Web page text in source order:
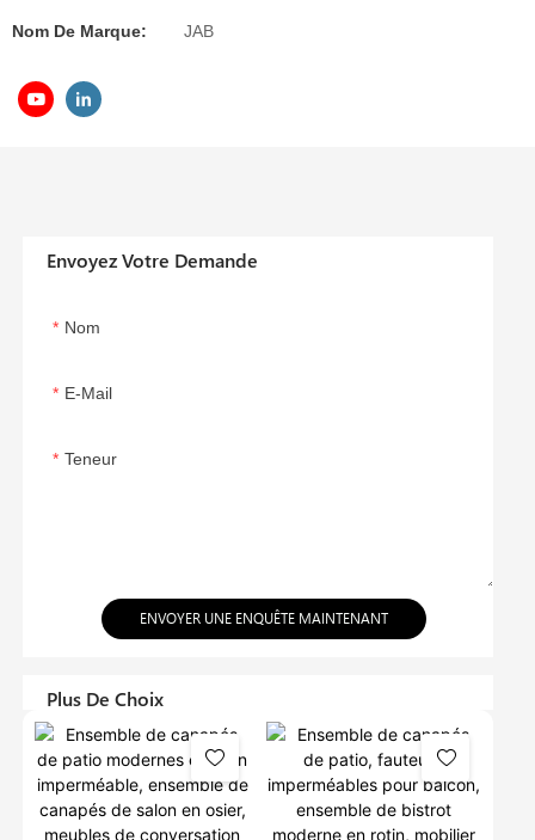
Nom De Marque: JAB
Envoyez Votre Demande
Nom
E-Mail
Teneur
ENVOYER UNE ENQUÊTE MAINTENANT
Plus De Choix